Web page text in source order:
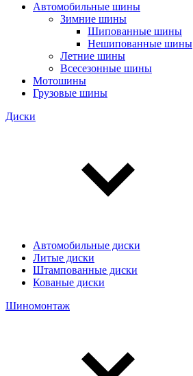
Автомобильные шины
Зимние шины
Шипованные шины
Нешипованные шины
Летние шины
Всесезонные шины
Мотошины
Грузовые шины
Диски
Автомобильные диски
Литые диски
Штампованные диски
Кованые диски
Шиномонтаж